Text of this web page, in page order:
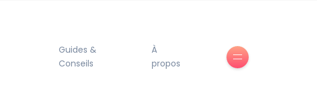
Guides &
Conseils
À
propos